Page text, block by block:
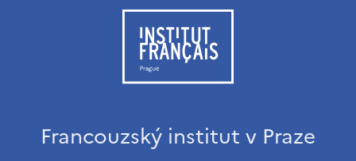
Francouzský institut v Praze